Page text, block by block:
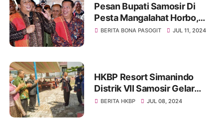
Pesan Bupati Samosir Di
Pesta Mangalahat Horbo,
Pemerintah Dan Masyarakat
BERITA BONA PASOGIT JUL 11, 2024
HKBP Resort Simanindo
Distrik VII Samosir Gelar
Pesta Gotilon Pemkab
BERITA HKBP JUL 08, 2024